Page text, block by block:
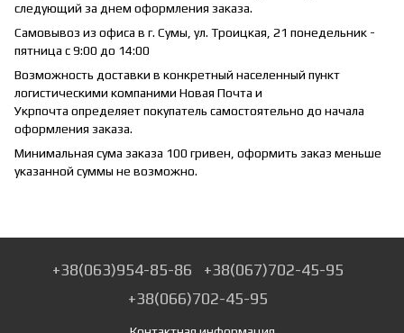
следующий за днем оформления заказа.
Самовывоз из офиса в г. Сумы, ул. Троицкая, 21 понедельник -
пятница с 9:00 до 14:00
Возможность доставки в конкретный населенный пункт
логистическими компаними Новая Почта и
Укрпочта определяет покупатель самостоятельно до начала
оформления заказа.
Минимальная сума заказа 100 гривен, оформить заказ меньше
указанной суммы не возможно.
+38(063)954-85-86
+38(067)702-45-95
+38(066)702-45-95